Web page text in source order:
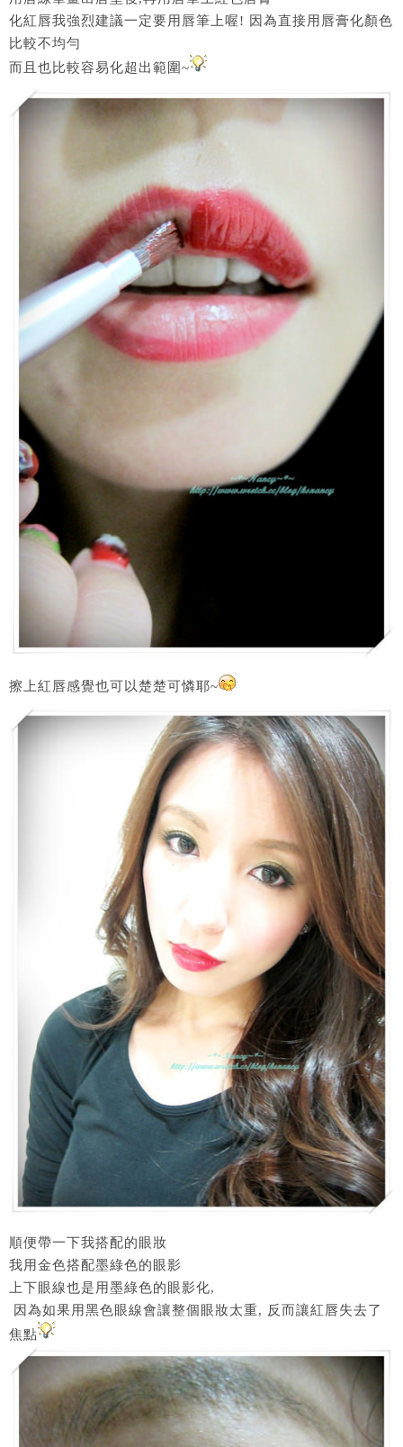
化紅唇我強烈建議一定要用唇筆上喔! 因為直接用唇膏化顏色
比較不均勻
而且也比較容易化超出範圍~
擦上紅唇感覺也可以楚楚可憐耶~
順便帶一下我搭配的眼妝
我用金色搭配墨綠色的眼影
上下眼線也是用墨綠色的眼影化,
因為如果用黑色眼線會讓整個眼妝太重, 反而讓紅唇失去了
焦點